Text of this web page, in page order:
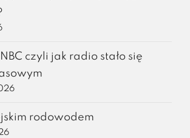
czyli jak radio stało się
rodowodem